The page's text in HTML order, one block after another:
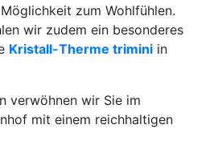
zum Wohlfühlen.
wir zudem ein besonderes
Kristall-Therme trimini in
verwöhnen wir Sie im
mit einem reichhaltigen